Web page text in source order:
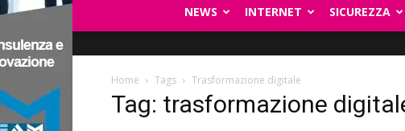
NEWS INTERNET SICUREZZA
Home Tags Trasformazione digitale
Tag: trasformazione